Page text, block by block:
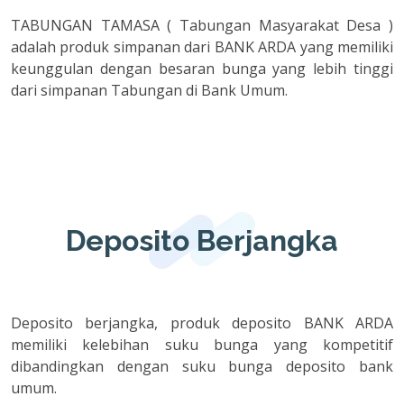
TABUNGAN TAMASA ( Tabungan Masyarakat Desa )
adalah produk simpanan dari BANK ARDA yang memiliki
keunggulan dengan besaran bunga yang lebih tinggi
dari simpanan Tabungan di Bank Umum.
Deposito Berjangka
Deposito berjangka, produk deposito BANK ARDA
memiliki kelebihan suku bunga yang kompetitif
dibandingkan dengan suku bunga deposito bank
umum.